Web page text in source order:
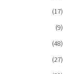
(17)
(9)
(48)
(27)